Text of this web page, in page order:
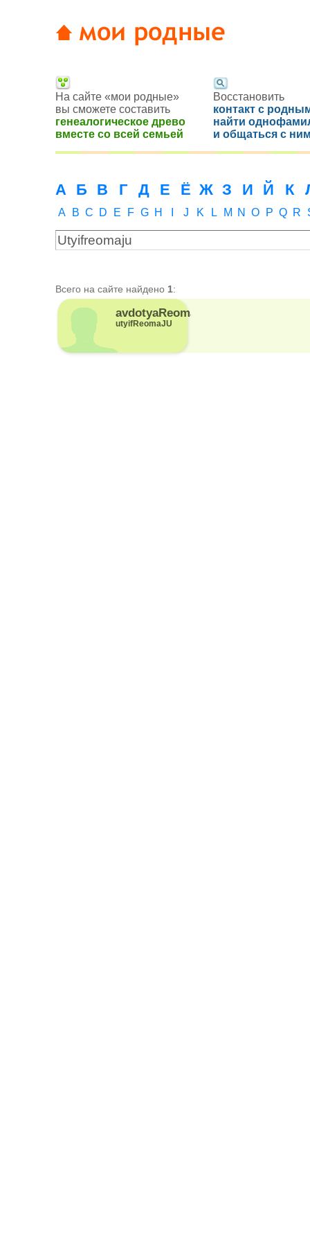
На сайте «мои родные»
вы сможете составить
генеалогическое древо
вместе со всей семьей
Восстановить
контакт с
найти
и общаться с
А Б В Г Д Е Ё Ж З И Й К
A B C D E F G H J K L M N O P Q R
Всего на сайте найдено 1:
avdotyaReoma
utyifReomaJU